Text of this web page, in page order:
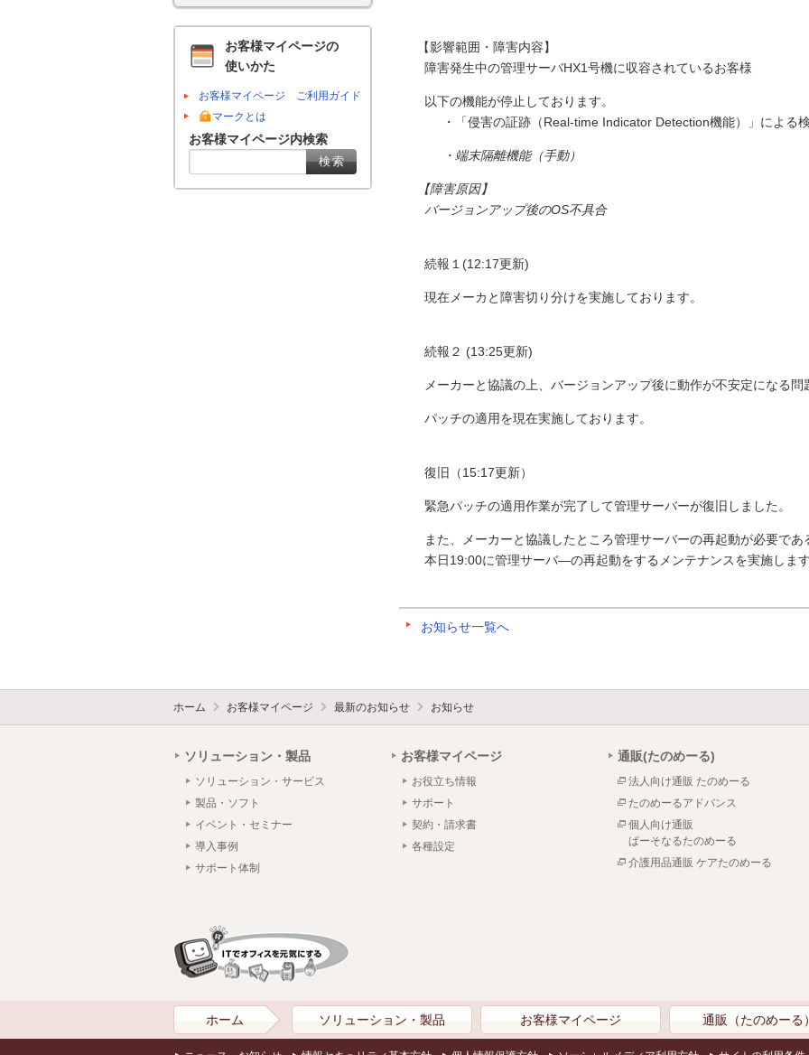
【影響範囲・障害内容】
障害発生中の管理サーバHX1号機に収容されているお客様
以下の機能が停止しております。
・「侵害の証跡（Real-time Indicator Detection機能）」による
・端末隔離機能（手動）
【障害原因】
バージョンアップ後のOS不具合
続報１(12:17更新)
現在メーカと障害切り分けを実施しております。
続報２ (13:25更新)
メーカーと協議の上、バージョンアップ後に動作が不安定になる問
パッチの適用を現在実施しております。
復旧（15:17更新）
緊急パッチの適用作業が完了して管理サーバーが復旧しました。
また、メーカーと協議したところ管理サーバーの再起動が必要であ
本日19:00に管理サーバ―の再起動をするメンテナンスを実施します
お知らせ一覧へ
お客様マイページの
使いかた
お客様マイページ ご利用ガイド
マークとは
お客様マイページ内検索
ホーム お客様マイページ 最新のお知らせ お知らせ
ソリューション・製品
ソリューション・サービス
製品・ソフト
イベント・セミナー
導入事例
サポート体制
お客様マイページ
お役立ち情報
サポート
契約・請求書
各種設定
通販(たのめーる)
法人向け通販 たのめーる
たのめーるアドバンス
個人向け通販
ぱーそなるたのめーる
介護用品通販 ケアたのめーる
ホーム ソリューション・製品 お客様マイページ 通販（たのめーる）